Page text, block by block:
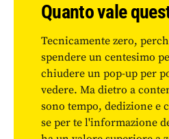
Quanto vale
Tecnicamente zero,
spendere un centesimo
chiudere un pop-up per
vedere. Ma dietro a
sono tempo, dedizione e
se per te l'informazione